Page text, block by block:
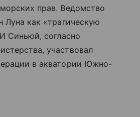
прав. Ведомство
Луна как «трагическую
Синьюй, согласно
участвовал
в акватории Южно-